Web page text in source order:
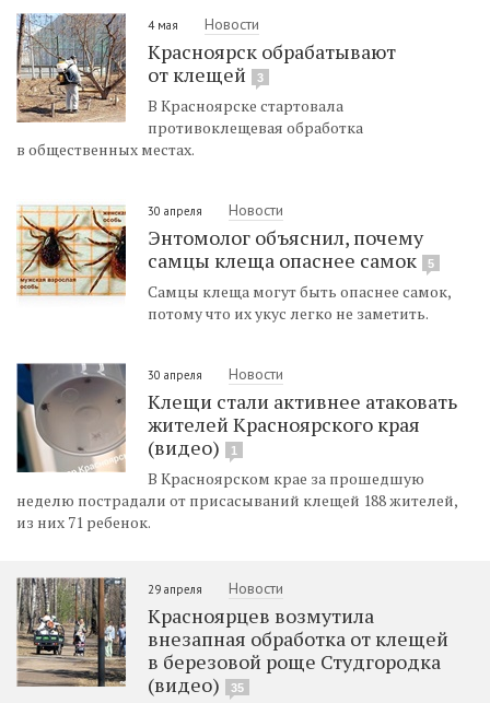
4 мая Новости
Красноярск обрабатывают
от клещей
3
В Красноярске стартовала
противоклещевая обработка
в общественных местах.
30 апреля Новости
Энтомолог объяснил, почему
самцы клеща опаснее самок
5
Самцы клеща могут быть опаснее самок,
потому что их укус легко не заметить.
30 апреля Новости
Клещи стали активнее атаковать
жителей Красноярского края
(видео)
1
В Красноярском крае за прошедшую
неделю пострадали от присасываний клещей 188 жителей,
из них 71 ребенок.
29 апреля Новости
Красноярцев возмутила
внезапная обработка от клещей
в березовой роще Студгородка
(видео)
35